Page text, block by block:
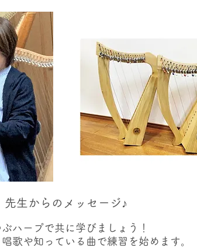
先生からのメッセージ♪
ハープで共に学びましょう！
歌や知っている曲で練習を始めます。